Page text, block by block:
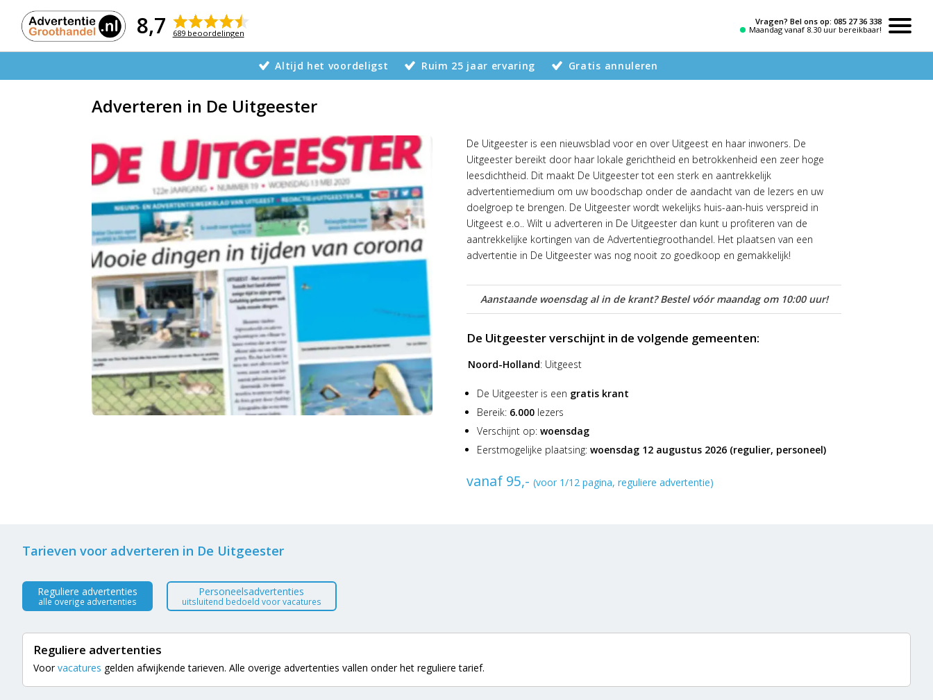
inhoud
8,7 689 beoordelingen
Vragen? Bel ons op:085 27 36 338
Maandag vanaf 8.30 uur bereikbaar!
Altijd het voordeligst Ruim 25 jaar ervaring Gratis annuleren
Adverteren in De Uitgeester
De Uitgeester is een nieuwsblad voor en over Uitgeest en haar inwoners. De
Uitgeester bereikt door haar lokale gerichtheid en betrokkenheid een zeer hoge
leesdichtheid. Dit maakt De Uitgeester tot een sterk en aantrekkelijk
advertentiemedium om uw boodschap onder de aandacht van de lezers en uw
doelgroep te brengen. De Uitgeester wordt wekelijks huis-aan-huis verspreid in
Uitgeest e.o.. Wilt u adverteren in De Uitgeester dan kunt u profiteren van de
aantrekkelijke kortingen van de Advertentiegroothandel. Het plaatsen van een
advertentie in De Uitgeester was nog nooit zo goedkoop en gemakkelijk!
Aanstaande woensdag al in de krant? Bestel vóór maandag om 10:00 uur!
De Uitgeester verschijnt in de volgende gemeenten:
Noord-Holland: Uitgeest
De Uitgeester is een gratis krant
Bereik: 6.000 lezers
Verschijnt op:woensdag
Eerstmogelijke plaatsing:woensdag 12 augustus 2026 (regulier, personeel)
vanaf 95,- (voor 1/12 pagina, reguliere advertentie)
Tarieven voor adverteren in De Uitgeester
Reguliere advertenties
alle overige advertenties
Personeelsadvertenties
uitsluitend bedoeld voor vacatures
Reguliere advertenties
Voorvacatures gelden afwijkende tarieven. Alle overige advertenties vallen onder het reguliere tarief.